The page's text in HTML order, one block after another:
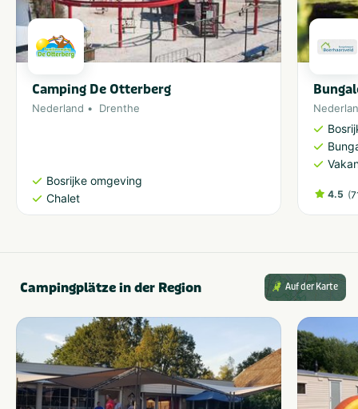
Camping De Otterberg
Nederland Drenthe
Bosrijke omgeving
Chalet
4.5 (
Campingplätze in der Region Auf der Karte